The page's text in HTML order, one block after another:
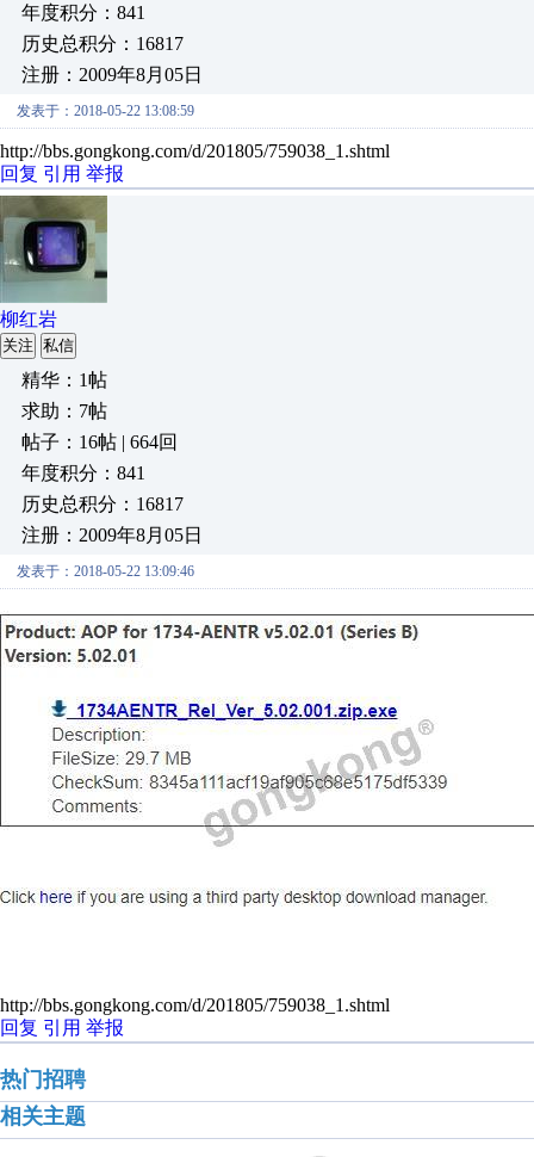
年度积分：841
历史总积分：16817
注册：2009年8月05日
发表于：2018-05-22 13:08:59
http://bbs.gongkong.com/d/201805/759038_1.shtml
回复 引用 举报
柳红岩
关注 私信
精华：1帖
求助：7帖
帖子：16帖 | 664回
年度积分：841
历史总积分：16817
注册：2009年8月05日
发表于：2018-05-22 13:09:46
http://bbs.gongkong.com/d/201805/759038_1.shtml
回复 引用 举报
热门招聘
相关主题